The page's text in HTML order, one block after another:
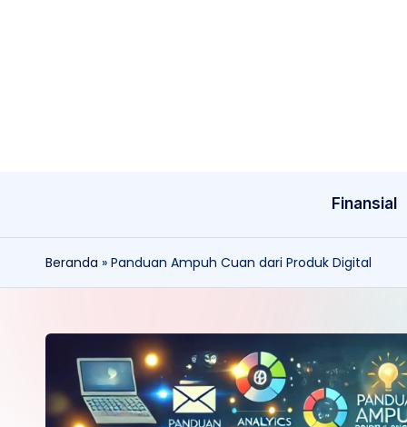
Finansial
Beranda » Panduan Ampuh Cuan dari Produk Digital